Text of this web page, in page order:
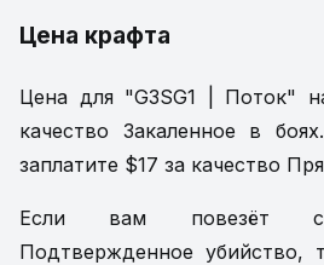
Цена крафта
Цена для "G3SG1 | Поток"
качество Закаленное в
заплатите $17 за качество
Если вам повезёт
Подтвержденное убийство,